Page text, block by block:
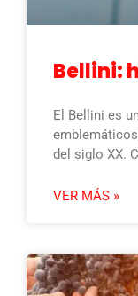
Bellini:
El Bellini es
del siglo XX.
VER MÁS »